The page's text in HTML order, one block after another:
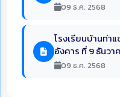
09 ธ.ค. 2568
โรงเรียนบ้านท่า
อังคาร ที่ 9 ธันว
09 ธ.ค. 2568